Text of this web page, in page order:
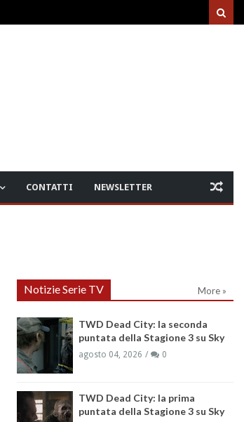
CONTATTI NEWSLETTER
Notizie Serie TV More »
TWD Dead City: la seconda
puntata della Stagione 3 su Sky
agosto 04, 2026 0
TWD Dead City: la prima
puntata della Stagione 3 su Sky